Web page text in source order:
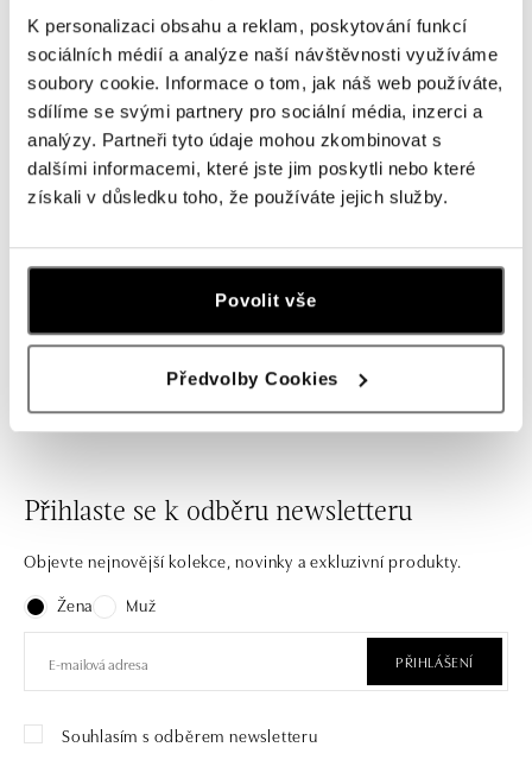
K personalizaci obsahu a reklam, poskytování funkcí
sociálních médií a analýze naší návštěvnosti využíváme
soubory cookie. Informace o tom, jak náš web používáte,
sdílíme se svými partnery pro sociální média, inzerci a
analýzy. Partneři tyto údaje mohou zkombinovat s
dalšími informacemi, které jste jim poskytli nebo které
získali v důsledku toho, že používáte jejich služby.
Povolit vše
Předvolby Cookies
POMELLATO
Prsten s diamanty M'ama Non
POMELLATO
Náramek s diamanty M'Ama Non
Přihlaste se k odběru newsletteru
Objevte nejnovější kolekce, novinky a exkluzivní produkty.
Žena
Muž
PŘIHLÁŠENÍ
Souhlasím s odběrem newsletteru